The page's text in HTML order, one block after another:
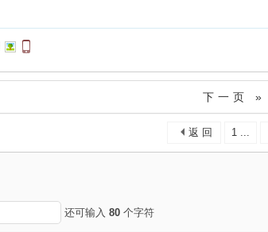
下一页 »
1 ...
返 回
还可输入 80 个字符